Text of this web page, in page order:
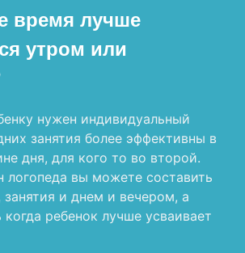
время лучше
утром или
нужен индивидуальный
занятия более эффективны в
дня, для кого то во второй.
логопеда вы можете составить
и днем и вечером, а
когда ребенок лучше усваивает